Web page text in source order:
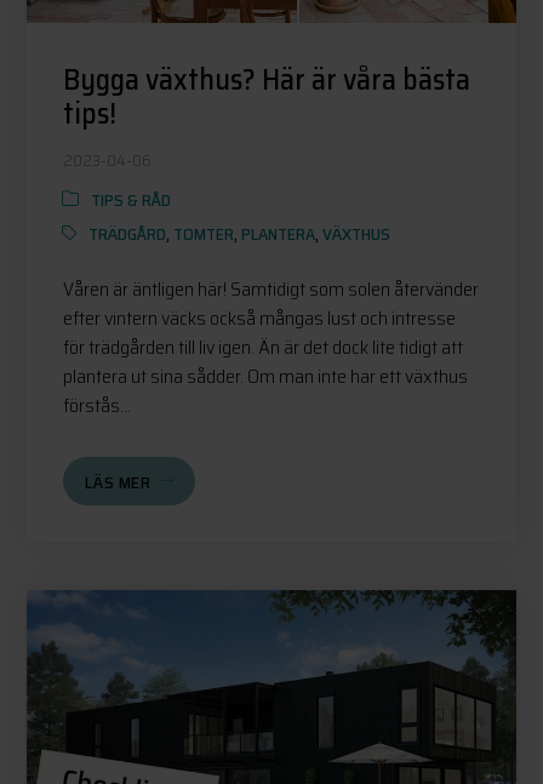
Bygga växthus? Här är våra bästa
tips!
2023-04-06
TIPS & RÅD
TRÄDGÅRD, TOMTER, PLANTERA,VÄXTHUS
Våren är äntligen här! Samtidigt som solen återvänder
efter vintern väcks också mångas lust och intresse
för trädgården till liv igen. Än är det dock lite tidigt att
plantera ut sina sådder. Om man inte har ett växthus
förstås...
LÄS MER